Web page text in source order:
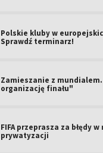
Polskie kluby w
Sprawdź terminarz!
Zamieszanie z
organizację finału"
FIFA przeprasza za błędy
prywatyzacji